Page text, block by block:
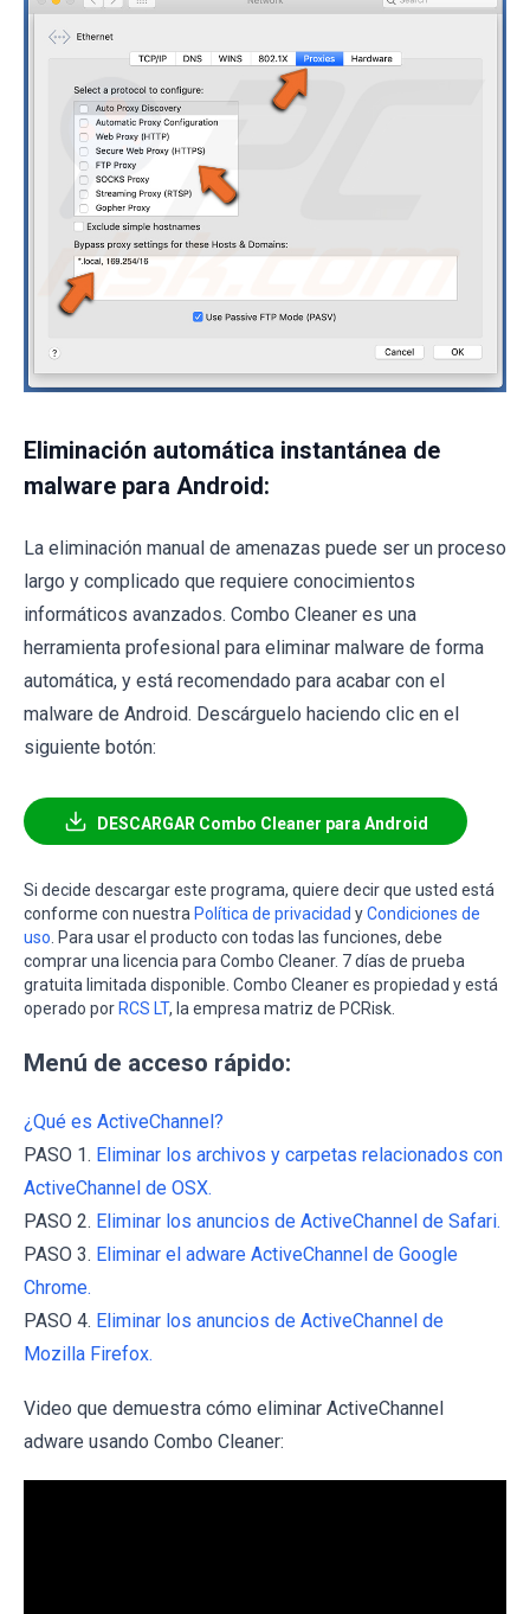
Eliminación automática instantánea de
malware para Android:
La eliminación manual de amenazas puede ser un proceso
largo y complicado que requiere conocimientos
informáticos avanzados. Combo Cleaner es una
herramienta profesional para eliminar malware de forma
automática, y está recomendado para acabar con el
malware de Android. Descárguelo haciendo clic en el
siguiente botón:
DESCARGAR Combo Cleaner para Android
Si decide descargar este programa, quiere decir que usted está
conforme con nuestra Política de privacidad yCondiciones de
uso . Para usar el producto con todas las funciones, debe
comprar una licencia para Combo Cleaner. 7 días de prueba
gratuita limitada disponible. Combo Cleaner es propiedad y está
operado por RCS LT, la empresa matriz de PCRisk.
Menú de acceso rápido:
¿Qué es ActiveChannel?
PASO 1. Eliminar los archivos y carpetas relacionados con
ActiveChannel de OSX.
PASO 2. Eliminar los anuncios de ActiveChannel de Safari.
PASO 3. Eliminar el adware ActiveChannel de Google
Chrome.
PASO 4. Eliminar los anuncios de ActiveChannel de
Mozilla Firefox.
Video que demuestra cómo eliminar ActiveChannel
adware usando Combo Cleaner: